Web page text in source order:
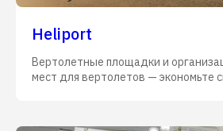
Heliport
Вертолетные площадки и
мест для вертолетов — экономьте